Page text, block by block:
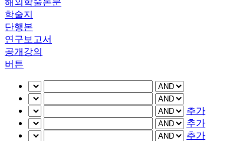
해외학술논문
학술지
단행본
연구보고서
공개강의
버튼
추가
추가
추가